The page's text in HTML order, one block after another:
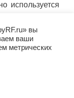
используется
эмалью.
в том, что
вы
ваши
метрических